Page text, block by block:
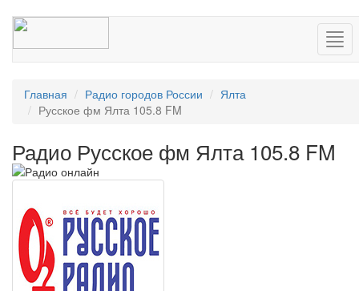
Главная Радио городов России
Ялта
Русское фм Ялта 105.8 FM
Радио Русское фм Ялта 105.8 FM